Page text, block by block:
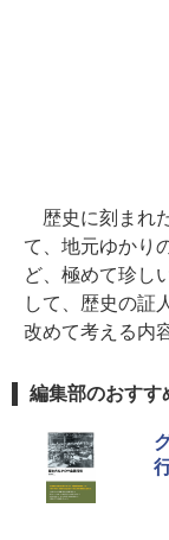
歴史に刻まれ
て、地元ゆかり
ど、極めて珍し
して、歴史の証
改めて考える内
編集部のおすす